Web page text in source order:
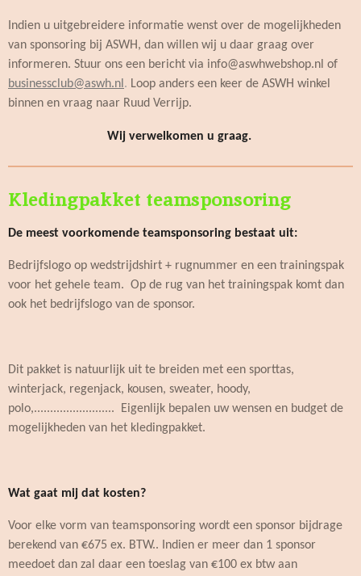
Indien u uitgebreidere informatie wenst over de mogelijkheden
van sponsoring bij ASWH, dan willen wij u daar graag over
informeren. Stuur ons een bericht via info@aswhwebshop.nl of
businessclub@aswh.nl. Loop anders een keer de ASWH winkel
binnen en vraag naar Ruud Verrijp.
Wij verwelkomen u graag.
Kledingpakket teamsponsoring
De meest voorkomende teamsponsoring bestaat uit:
Bedrijfslogo op wedstrijdshirt + rugnummer en een trainingspak
voor het gehele team. Op de rug van het trainingspak komt dan
ook het bedrijfslogo van de sponsor.
Dit pakket is natuurlijk uit te breiden met een sporttas,
winterjack, regenjack, kousen, sweater, hoody,
polo,......................... Eigenlijk bepalen uw wensen en budget de
mogelijkheden van het kledingpakket.
Wat gaat mij dat kosten?
Voor elke vorm van teamsponsoring wordt een sponsor bijdrage
berekend van €675 ex. BTW.. Indien er meer dan 1 sponsor
meedoet dan zal daar een toeslag van €100 ex btw aan